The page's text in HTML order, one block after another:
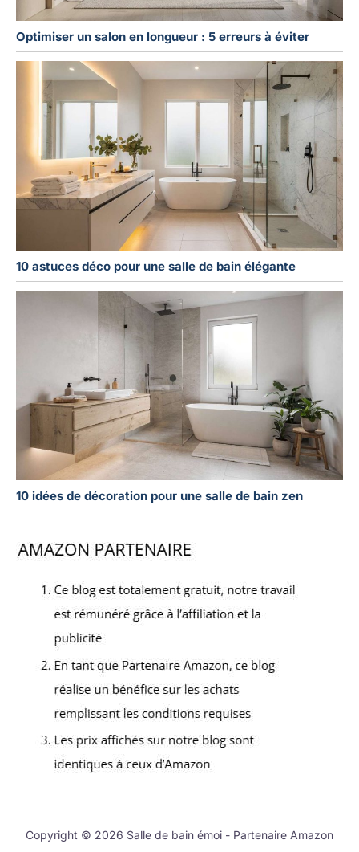
Optimiser un salon en longueur : 5 erreurs à éviter
10 astuces déco pour une salle de bain élégante
10 idées de décoration pour une salle de bain zen
Copyright © 2026 Salle de bain émoi - Partenaire Amazon